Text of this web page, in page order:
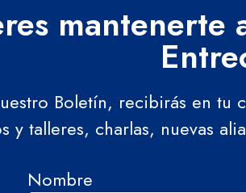
mantenerte
Boletín, recibirás en
y talleres, charlas, nuevas
Nombre